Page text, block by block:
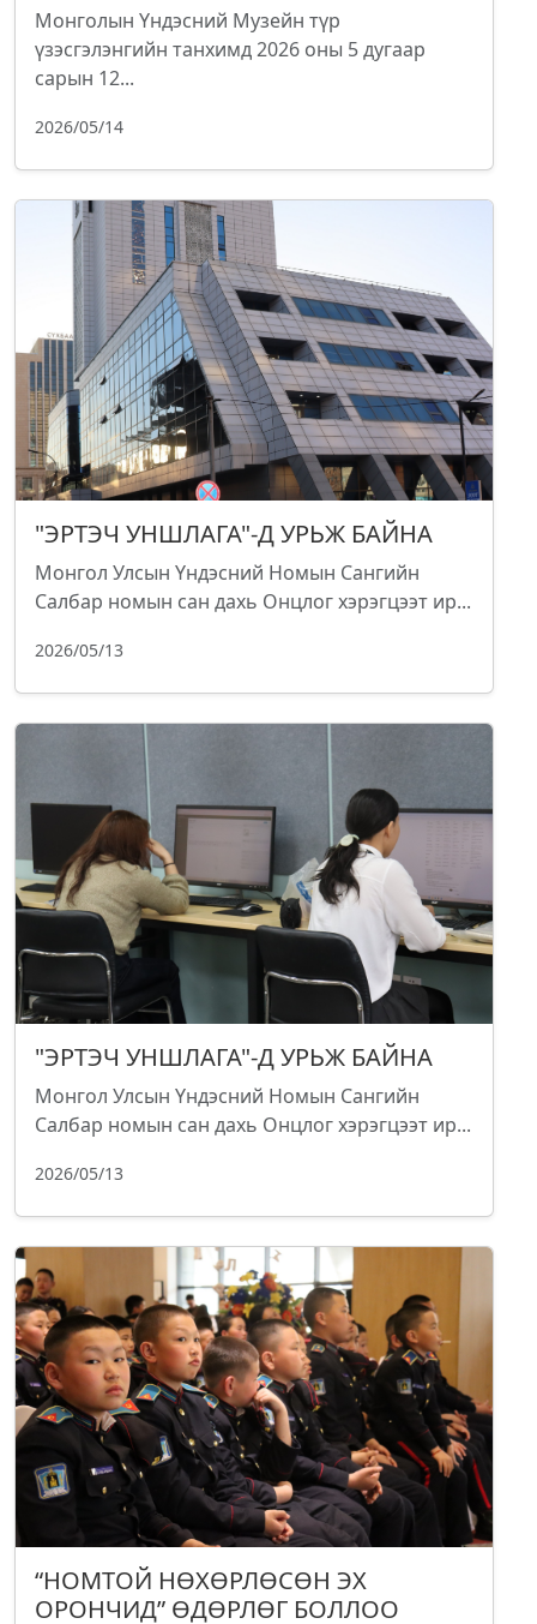
Монголын Үндэсний Музейн түр
үзэсгэлэнгийн танхимд 2026 оны 5 дугаар
сарын 12...
2026/05/14
"ЭРТЭЧ УНШЛАГА"-Д УРЬЖ БАЙНА
Монгол Улсын Үндэсний Номын Сангийн
Салбар номын сан дахь Онцлог хэрэгцээт ир...
2026/05/13
"ЭРТЭЧ УНШЛАГА"-Д УРЬЖ БАЙНА
Монгол Улсын Үндэсний Номын Сангийн
Салбар номын сан дахь Онцлог хэрэгцээт ир...
2026/05/13
“НОМТОЙ НӨХӨРЛӨСӨН ЭХ
ОРОНЧИД” ӨДӨРЛӨГ БОЛЛОО